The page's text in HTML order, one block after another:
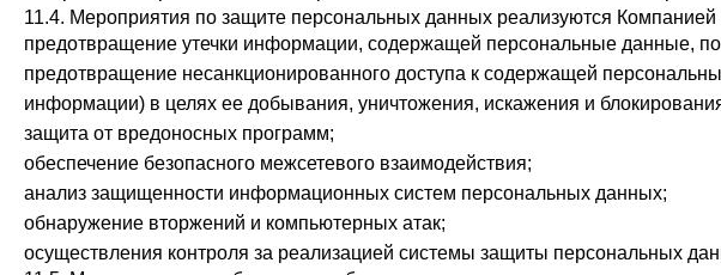
11.4. Мероприятия по защите персональных данных реализуются
предотвращение утечки информации, содержащей персональные данные,
предотвращение несанкционированного доступа к содержащей
информации) в целях ее добывания, уничтожения, искажения и
защита от вредоносных программ;
обеспечение безопасного межсетевого взаимодействия;
анализ защищенности информационных систем персональных данных;
обнаружение вторжений и компьютерных атак;
осуществления контроля за реализацией системы защиты персональных